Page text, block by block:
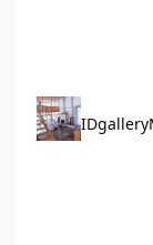
IDgallery